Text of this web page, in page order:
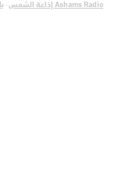
Ashams Radio إذاعة الشمس ·